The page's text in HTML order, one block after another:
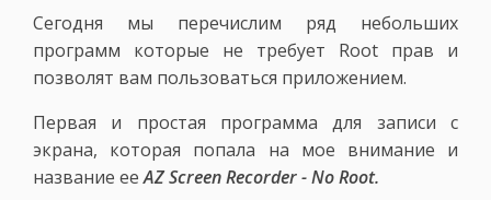
Сегодня мы перечислим ряд небольших
программ которые не требует Root прав и
позволят вам пользоваться приложением.
Первая и простая программа для записи с
экрана, которая попала на мое внимание и
название ееAZ Screen Recorder - No Root.